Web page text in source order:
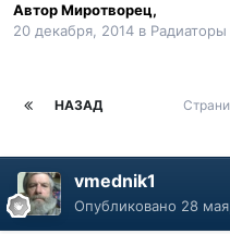
АвторМиротворец,
20 декабря, 2014 в
НАЗАД
vmednik1
Опубликовано 28